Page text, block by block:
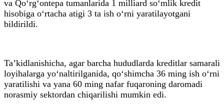
va Qo‘rg‘ontepa tumanlarida 1 milliard so‘mlik kredit
hisobiga o‘rtacha atigi 3 ta ish o‘rni yaratilayotgani
bildirildi.
Ta’kidlanishicha, agar barcha hududlarda kreditlar samarali
loyihalarga yo‘naltirilganida, qo‘shimcha 36 ming ish o‘rni
yaratilishi va yana 60 ming nafar fuqaroning daromadi
norasmiy sektordan chiqarilishi mumkin edi.